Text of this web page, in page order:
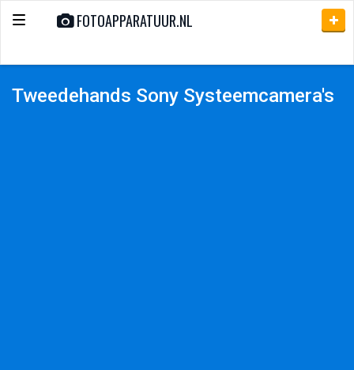
Toggle
FOTOAPPARATUUR.NL
Tweedehands Sony Systeemcamera's